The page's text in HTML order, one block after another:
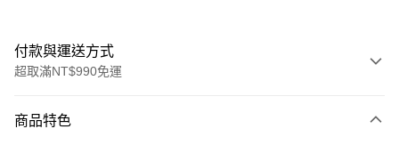
付款與運送方式
超取滿NT$990免運
信用卡一次付款
商品特色